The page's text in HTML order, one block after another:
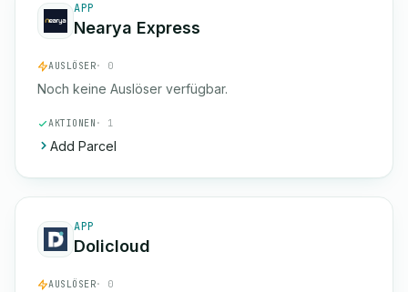
APP
Nearya Express
AUSLÖSER· 0
Noch keine Auslöser verfügbar.
AKTIONEN · 1
Add Parcel
APP
Dolicloud
AUSLÖSER· 0